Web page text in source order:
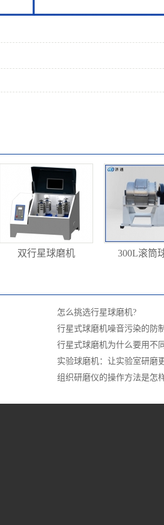
双行星球磨机 300L滚筒
怎么挑选行星球磨机?
行星式球磨机噪音污染的防制
行星式球磨机为什么要用不
实验球磨机：让实验室研磨
组织研磨仪的操作方法是怎